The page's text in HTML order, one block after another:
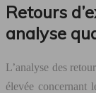
Retours
analyse
L’analyse des
élevée concernant